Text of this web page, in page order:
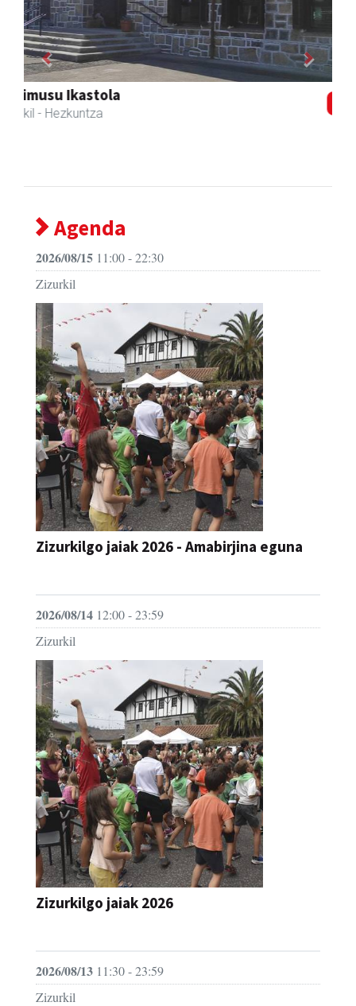
Zizurkilgo Udala
Zizurkil - Udaletxeak
Previous Next
Agenda
2026/08/15 11:00 - 22:30
Zizurkil
Zizurkilgo jaiak 2026 - Amabirjina eguna
2026/08/14 12:00 - 23:59
Zizurkil
Zizurkilgo jaiak 2026
2026/08/13 11:30 - 23:59
Zizurkil